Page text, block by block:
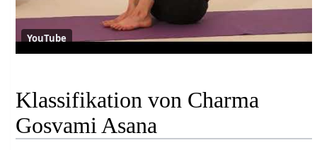
YouTube
Klassifikation von Charma
Gosvami Asana